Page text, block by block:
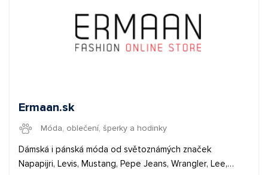
Ermaan.sk
Móda, oblečení, šperky a hodinky
Dámská i pánská móda od světoznámých značek
Napapijri, Levis, Mustang, Pepe Jeans, Wrangler, Lee,